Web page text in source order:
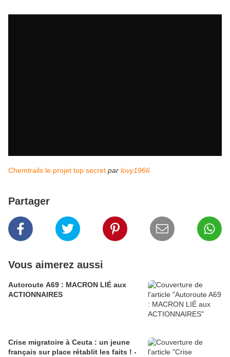
Chemtrails le projet top secret par lovy1966
Partager
Vous aimerez aussi
Autoroute A69 : MACRON LIÉ aux
ACTIONNAIRES
Crise migratoire à Ceuta : un jeune
français sur place rétablit les faits ! -